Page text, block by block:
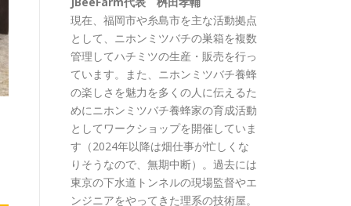
現在、福岡市や糸島市を主な活動拠点
として、ニホンミツバチの巣箱を複数
管理してハチミツの生産・販売を行っ
ています。また、ニホンミツバチ養蜂
の楽しさを魅力を多くの人に伝えるた
めにニホンミツバチ養蜂家の育成活動
としてワークショップを開催していま
す（2024年以降は畑仕事が忙しくな
りそうなので、無期中断）。過去には
東京の下水道トンネルの現場監督やエ
ンジニアをやってきた理系の技術屋。